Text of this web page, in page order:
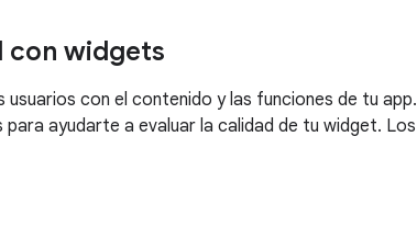
con widgets
con el contenido y las funciones de tu app.
ayudarte a evaluar la calidad de tu widget. Los